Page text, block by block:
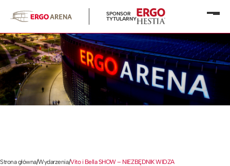
SPONSOR
TYTULARNY
Strona główna/Wydarzenia/Vito i Bella SHOW – NIEZBĘDNIK WIDZA